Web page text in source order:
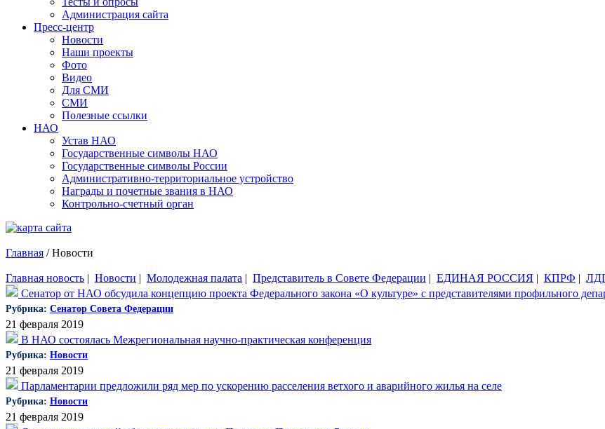
Администрация сайта
Пресс-центр
Новости
Наши проекты
Фото
Видео
Для СМИ
СМИ
Полезные ссылки
НАО
Устав НАО
Государственные символы НАО
Государственные символы России
Административно-территориальное устройство
Награды и почетные звания в НАО
Контрольно-счетный орган
Главная /Новости
Главная новость | Новости | Молодежная палата | Представитель в Совете Федерации | ЕДИНАЯ РОССИЯ | КПРФ |
Сенатор от НАО обсудила концепцию проекта Федерального закона «О культуре» с представителями профильного
Рубрика: Сенатор Совета Федерации
21 февраля 2019
В НАО состоялась Межрегиональная научно-практическая конференция
Рубрика: Новости
21 февраля 2019
Парламентарии предложили ряд мер по ускорению расселения ветхого и аварийного жилья на селе
Рубрика: Новости
21 февраля 2019